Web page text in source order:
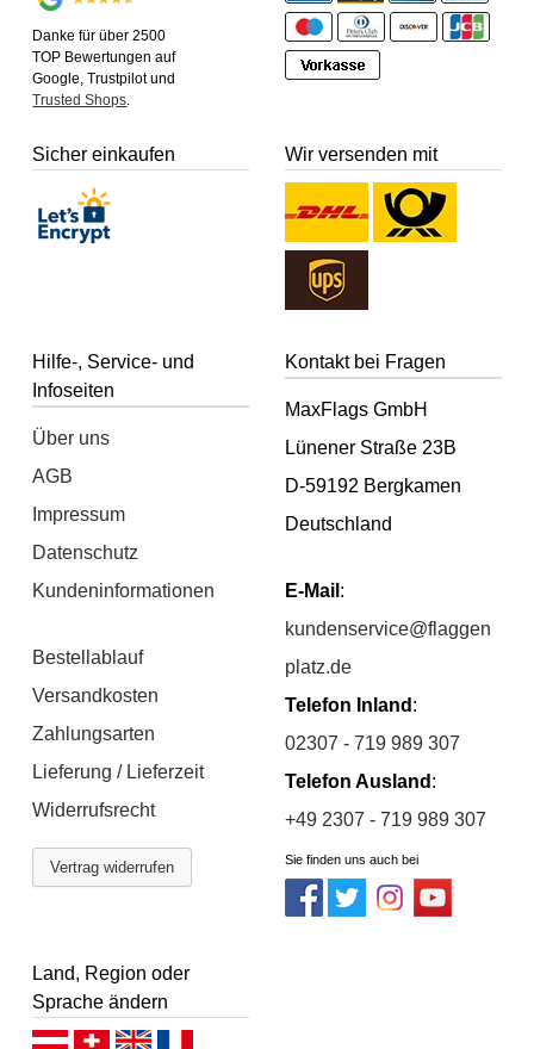
Danke für über 2500
TOP Bewertungen auf
Google, Trustpilot und
Trusted Shops
Sicher einkaufen Wir versenden mit
Hilfe-, Service- und
Infoseiten
Über uns
AGB
Impressum
Datenschutz
Kundeninformationen
Bestellablauf
Versandkosten
Zahlungsarten
Lieferung / Lieferzeit
Widerrufsrecht
Vertrag widerrufen
Kontakt bei Fragen
MaxFlags GmbH
Lünener Straße 23B
D-59192 Bergkamen
Deutschland
E-Mail :
kundenservice@flaggen
platz.de
Telefon Inland :
02307 - 719 989 307
Telefon Ausland :
+49 2307 - 719 989 307
Sie finden uns auch bei
Land, Region oder
Sprache ändern
Deutsch (AT)Deutsch (CH)